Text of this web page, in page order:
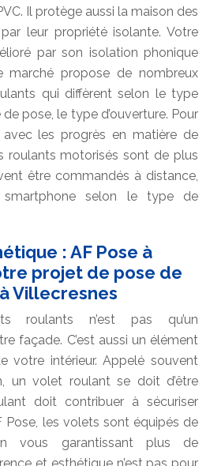
Il protège aussi la maison des
leur propriété isolante. Votre
par son isolation phonique
marché propose de nombreux
qui diffèrent selon le type
pose, le type d’ouverture. Pour
les progrès en matière de
roulants motorisés sont de plus
être commandés à distance,
smartphone selon le type de
: AF Pose à
projet de pose de
Villecresnes
roulants n’est pas qu’un
façade. C’est aussi un élément
votre intérieur. Appelé souvent
un volet roulant se doit d’être
doit contribuer à sécuriser
Pose, les volets sont équipés de
vous garantissant plus de